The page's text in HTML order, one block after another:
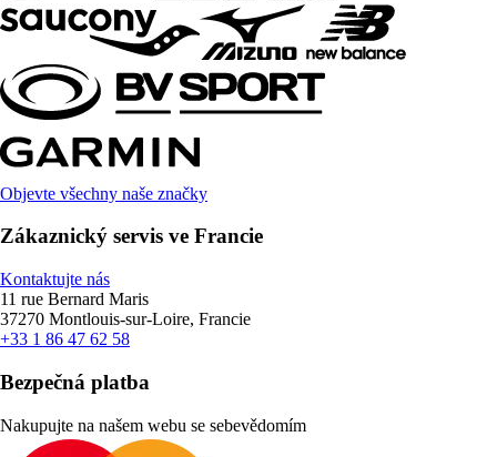
Objevte všechny naše značky
Zákaznický servis ve Francie
Kontaktujte nás
11 rue Bernard Maris
37270 Montlouis-sur-Loire, Francie
+33 1 86 47 62 58
Bezpečná platba
Nakupujte na našem webu se sebevědomím